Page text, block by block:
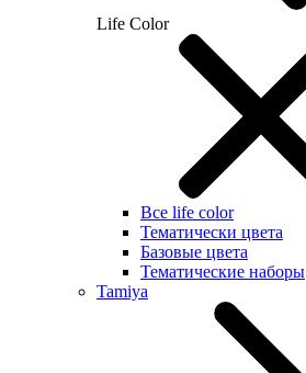
Life Color
Все life color
Тематически цвета
Базовые цвета
Тематические наборы
Tamiya